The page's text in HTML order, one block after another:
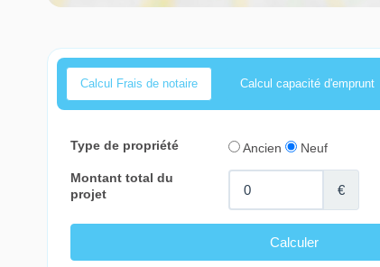
Calcul Frais de notaire Calcul capacité d'emprunt